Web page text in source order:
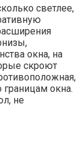
светлее,
окна, на
скроют
границам окна.
не